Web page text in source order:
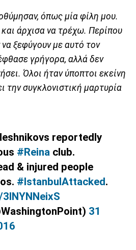
όπως μία φίλη μου.
άρχισα να τρέχω. Περίπου
ξεφύγουν με αυτό τον
γρήγορα, αλλά δεν
Όλοι ήταν ύποπτοι εκείνη
την συγκλονιστική μαρτυρία
reportedly
#Reina club.
& injured people
#IstanbulAttacked.
31